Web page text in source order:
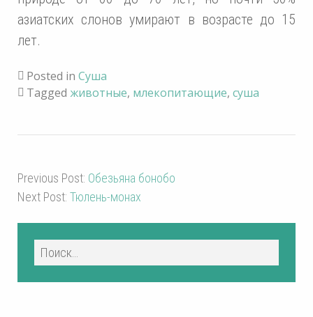
азиатских слонов умирают в возрасте до 15
лет.
Posted in Суша
Tagged животные, млекопитающие, суша
Previous Post: Обезьяна бонобо
Next Post: Тюлень-монах